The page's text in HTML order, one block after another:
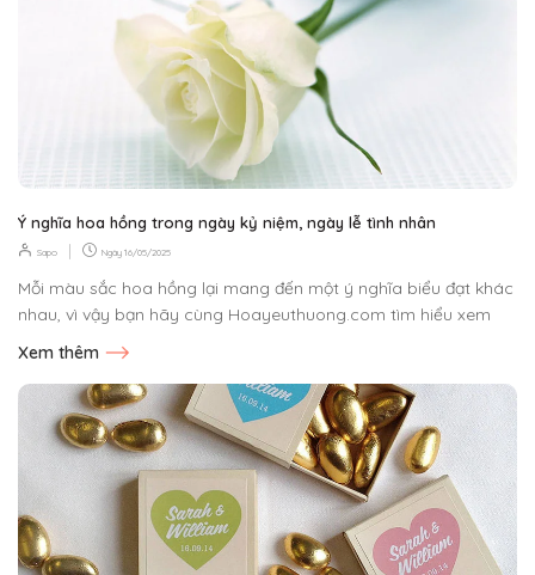
Ý nghĩa hoa hồng trong ngày kỷ niệm, ngày lễ tình nhân
Sapo | Ngày 16/05/2025
Mỗi màu sắc hoa hồng lại mang đến một ý nghĩa biểu đạt khác
nhau, vì vậy bạn hãy cùng Hoayeuthuong.com tìm hiểu xem
Xem thêm